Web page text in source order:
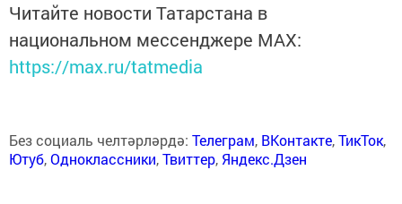
Читайте новости Татарстана в
национальном мессенджере MАХ:
https://max.ru/tatmedia
Без социаль челтәрләрдә: Телеграм, ВКонтакте,ТикТок,
Ютуб,Одноклассники,Твиттер, Яндекс.Дзен